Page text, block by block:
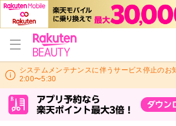
システムメンテナンスに伴うサービス停止のお
2:00〜5:30